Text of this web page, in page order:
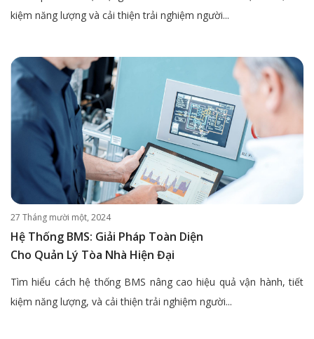
kiệm năng lượng và cải thiện trải nghiệm người...
27 Tháng mười một, 2024
Hệ Thống BMS: Giải Pháp Toàn Diện
Cho Quản Lý Tòa Nhà Hiện Đại
Tìm hiểu cách hệ thống BMS nâng cao hiệu quả vận hành, tiết
kiệm năng lượng, và cải thiện trải nghiệm người...